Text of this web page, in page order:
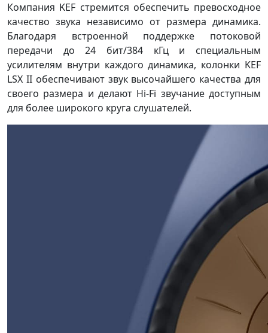
Компания KEF стремится обеспечить превосходное
качество звука независимо от размера динамика.
Благодаря встроенной поддержке потоковой
передачи до 24 бит/384 кГц и специальным
усилителям внутри каждого динамика, колонки KEF
LSX II обеспечивают звук высочайшего качества для
своего размера и делают Hi-Fi звучание доступным
для более широкого круга слушателей.